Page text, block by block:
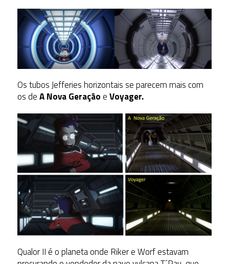
Os tubos Jefferies horizontais se parecem mais com
os deA Nova GeraçãoeVoyager.
Qualor II é o planeta onde Riker e Worf estavam